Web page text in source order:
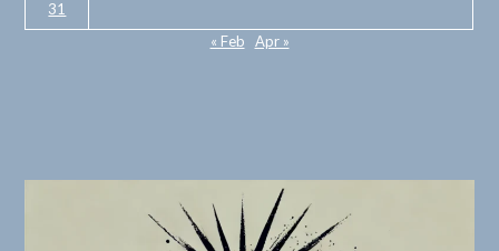
31
« Feb
Apr »